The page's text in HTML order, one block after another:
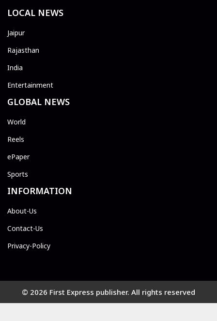
LOCAL NEWS
Jaipur
Rajasthan
India
Entertainment
GLOBAL NEWS
World
Reels
ePaper
Sports
INFORMATION
About-Us
Contact-Us
Privacy-Policy
© 2026 First Express publisher. All rights reserved